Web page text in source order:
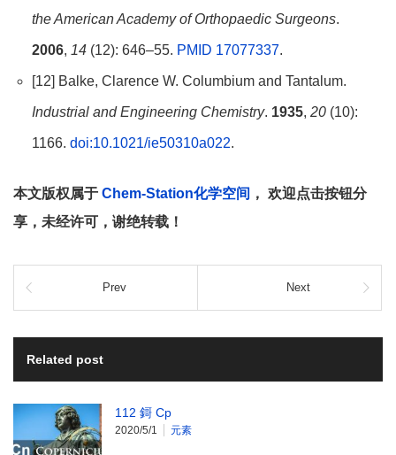
the American Academy of Orthopaedic Surgeons.
2006, 14(12): 646–55. PMID 17077337.
[12] Balke, Clarence W. Columbium and Tantalum.
Industrial and Engineering Chemistry. 1935, 20(10):
1166. doi:10.1021/ie50310a022.
本文版权属于 Chem-Station化学空间
， 欢迎点击按钮分
享，未经许可，谢绝转载！
Prev Next
Related post
112 鎶 Cp
2020/5/1 元素